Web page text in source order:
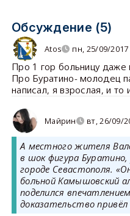
Обсуждение (5)
Atos пн, 25/09/2017
Про 1 гор больницу даже
Про Буратино- молодец
написал, я взрослая, и то
Майрин вт, 26/09/
А местного жителя
в шок фигура
городе Севастополя.
больной Камышовский
поделился
доказательство привёл